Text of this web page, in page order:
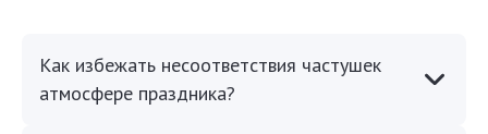
Как избежать несоответствия частушек
атмосфере праздника?